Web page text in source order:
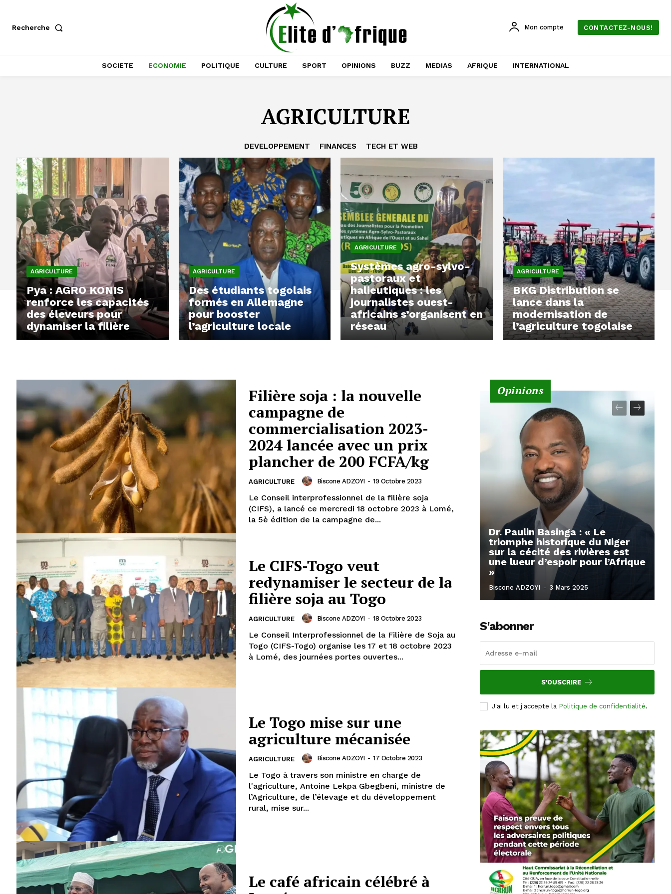
Recherche Mon compte CONTACTEZ-NOUS!
SOCIETE ECONOMIE POLITIQUE CULTURE SPORT OPINIONS BUZZ MEDIAS AFRIQUE INTERNATIONAL
AGRICULTURE
DEVELOPPEMENT FINANCES TECH ET WEB
AGRICULTURE
Pya : AGRO KONIS
renforce les capacités
des éleveurs pour
dynamiser la filière
AGRICULTURE
Des étudiants togolais
formés en Allemagne
pour booster
l’agriculture locale
AGRICULTURE
Systèmes agro-sylvo-
pastoraux et
halieutiques : les
journalistes ouest-
africains s’organisent en
réseau
AGRICULTURE
BKG Distribution se
lance dans la
modernisation de
l’agriculture togolaise
Filière soja : la nouvelle
campagne de
commercialisation 2023-
2024 lancée avec un prix
plancher de 200 FCFA/kg
AGRICULTURE Biscone ADZOYI - 19 Octobre 2023
Le Conseil interprofessionnel de la filière soja
(CIFS), a lancé ce mercredi 18 octobre 2023 à Lomé,
la 5è édition de la campagne de...
Le CIFS-Togo veut
redynamiser le secteur de la
filière soja au Togo
AGRICULTURE Biscone ADZOYI - 18 Octobre 2023
Le Conseil Interprofessionnel de la Filière de Soja au
Togo (CIFS-Togo) organise les 17 et 18 octobre 2023
à Lomé, des journées portes ouvertes...
Le Togo mise sur une
agriculture mécanisée
AGRICULTURE Biscone ADZOYI - 17 Octobre 2023
Le Togo à travers son ministre en charge de
l'agriculture, Antoine Lekpa Gbegbeni, ministre de
l’Agriculture, de l’élevage et du développement
rural, mise sur...
Le café africain célébré à
Opinions
Dr. Paulin Basinga : « Le
triomphe historique du Niger
sur la cécité des rivières est
une lueur d’espoir pour l’Afrique
»
Biscone ADZOYI - 3 Mars 2025
S'abonner
S'OUSCRIRE
J'ai lu et j'accepte la Politique de confidentialité.